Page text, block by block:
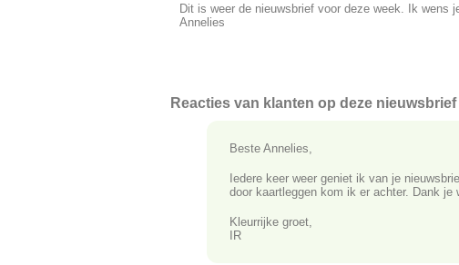
Dit is weer de nieuwsbrief voor deze week. Ik wens
Annelies
Reacties van klanten op deze nieuwsbrief
Beste Annelies,
Iedere keer weer geniet ik van je
door kaartleggen kom ik er achter. Dank je
Kleurrijke groet,
IR